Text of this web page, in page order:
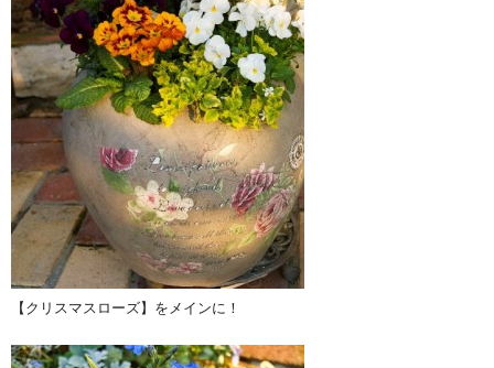
【クリスマスローズ】をメインに！